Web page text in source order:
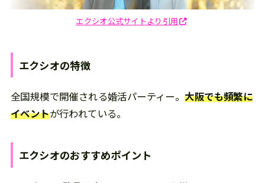
エクシオ公式サイトより引用
エクシオの特徴
全国規模で開催される婚活パーティー。大阪でも頻繁に
イベントが行われている。
エクシオのおすすめポイント